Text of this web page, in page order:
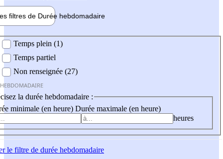
filtres de Durée hebdomadaire
Temps plein (1)
Temps partiel
Non renseignée (27)
la durée hebdomadaire :
minimale (en heure) Durée maximale (en heure)
heures
le filtre de durée hebdomadaire